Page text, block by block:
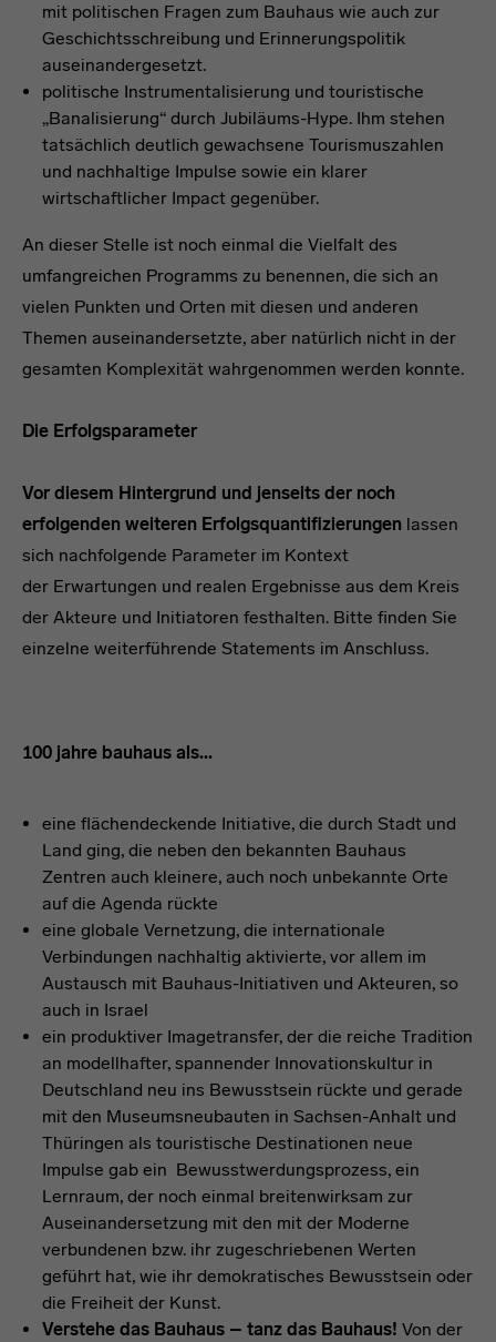
mit politischen Fragen zum Bauhaus wie auch zur
Geschichtsschreibung und Erinnerungspolitik
auseinandergesetzt.
politische Instrumentalisierung und touristische
„Banalisierung“ durch Jubiläums-Hype. Ihm stehen
tatsächlich deutlich gewachsene Tourismuszahlen
und nachhaltige Impulse sowie ein klarer
wirtschaftlicher Impact gegenüber.
An dieser Stelle ist noch einmal die Vielfalt des
umfangreichen Programms zu benennen, die sich an
vielen Punkten und Orten mit diesen und anderen
Themen auseinandersetzte, aber natürlich nicht in der
gesamten Komplexität wahrgenommen werden konnte.
Die Erfolgsparameter
Vor diesem Hintergrund und jenseits der noch
erfolgenden weiteren Erfolgsquantifizierungen lassen
sich nachfolgende Parameter im Kontext
der Erwartungen und realen Ergebnisse aus dem Kreis
der Akteure und Initiatoren festhalten. Bitte finden Sie
einzelne weiterführende Statements im Anschluss.
100 jahre bauhaus als...
eine flächendeckende Initiative, die durch Stadt und
Land ging, die neben den bekannten Bauhaus
Zentren auch kleinere, auch noch unbekannte Orte
auf die Agenda rückte
eine globale Vernetzung, die internationale
Verbindungen nachhaltig aktivierte, vor allem im
Austausch mit Bauhaus-Initiativen und Akteuren, so
auch in Israel
ein produktiver Imagetransfer, der die reiche Tradition
an modellhafter, spannender Innovationskultur in
Deutschland neu ins Bewusstsein rückte und gerade
mit den Museumsneubauten in Sachsen-Anhalt und
Thüringen als touristische Destinationen neue
Impulse gab ein Bewusstwerdungsprozess, ein
Lernraum, der noch einmal breitenwirksam zur
Auseinandersetzung mit den mit der Moderne
verbundenen bzw. ihr zugeschriebenen Werten
geführt hat, wie ihr demokratisches Bewusstsein oder
die Freiheit der Kunst.
Verstehe das Bauhaus – tanz das Bauhaus! Von der